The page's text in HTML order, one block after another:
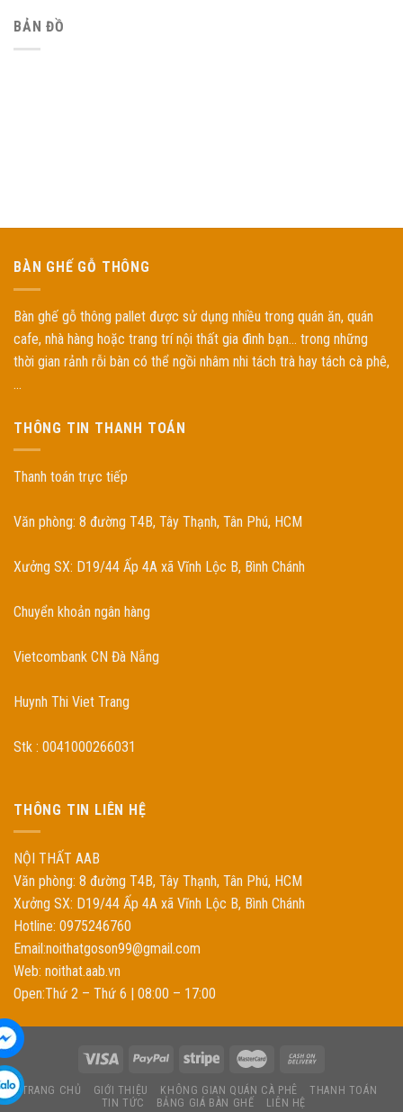
BẢN ĐỒ
BÀN GHẾ GỖ THÔNG
Bàn ghế gỗ thông pallet được sử dụng nhiều trong quán ăn, quán
cafe, nhà hàng hoặc trang trí nội thất gia đình bạn... trong những
thời gian rảnh rỗi bàn có thể ngồi nhâm nhi tách trà hay tách cà phê,
...
THÔNG TIN THANH TOÁN
Thanh toán trực tiếp
Văn phòng: 8 đường T4B, Tây Thạnh, Tân Phú, HCM
Xưởng SX: D19/44 Ấp 4A xã Vĩnh Lộc B, Bình Chánh
Chuyển khoản ngân hàng
Vietcombank CN Đà Nẵng
Huynh Thi Viet Trang
Stk : 0041000266031
THÔNG TIN LIÊN HỆ
NỘI THẤT AAB
Văn phòng: 8 đường T4B, Tây Thạnh, Tân Phú, HCM
Xưởng SX: D19/44 Ấp 4A xã Vĩnh Lộc B, Bình Chánh
Hotline: 0975246760
Email:noithatgoson99@gmail.com
Web: noithat.aab.vn
Open:Thứ 2 – Thứ 6 | 08:00 – 17:00
TRANG CHỦ GIỚI THIỆU KHÔNG GIAN QUÁN CÀ PHÊ
THANH TOÁN
TIN TỨC
BẢNG GIÁ BÀN GHẾ LIÊN HỆ